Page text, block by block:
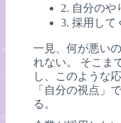
2. 自分のや
3. 採用して
一見、何が悪い
れない。 そこま
し、このような
「自分の視点」
る。